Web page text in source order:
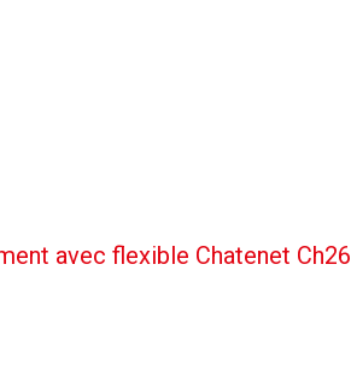
avec flexible Chatenet Ch26